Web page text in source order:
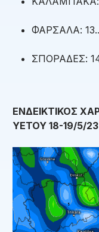
ΦΑΡΣΑΛΑ:
ΣΠΟΡΑΔΕΣ:
ΕΝΔΕΙΚΤΙΚΟΣ
ΥΕΤΟΥ 18-19/5/23